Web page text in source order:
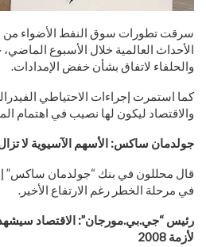
سرقت تطورات سوق النفط الأضواء من
الأحداث العالمية خلال الأسبوع
والحلفاء لاتفاق بشأن خفض الإمدادات.
كما استمرت إجراءات الاحتياطي
والاقتصاد ليكون لها نصيب في اهتمام
جولدمان ساكس: الأسهم الآسيوية لا
قال محللون في بنك “جولدمان ساكس” إن
في مرحلة الخطر رغم الارتفاع الأخير.
رئيس “جي.بي.مورجان”: الاقتصاد سيشهد
لأزمة 2008